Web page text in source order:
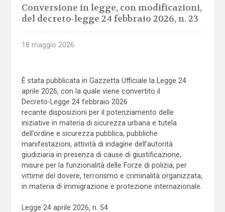
Conversione in legge, con modificazioni,
del decreto-legge 24 febbraio 2026, n. 23
18 maggio 2026
È stata pubblicata in Gazzetta Ufficiale la Legge 24
aprile 2026, con la quale viene convertito il
Decreto-Legge 24 febbraio 2026
recante disposizioni per il potenziamento delle
iniziative in materia di sicurezza urbana e tutela
dell’ordine e sicurezza pubblica, pubbliche
manifestazioni, attività di indagine dell’autorità
giudiziaria in presenza di cause di giustificazione,
misure per la funzionalità delle Forze di polizia, per
vittime del dovere, terrorismo e criminalità organizzata,
in materia di immigrazione e protezione internazionale.
Legge 24 aprile 2026, n. 54